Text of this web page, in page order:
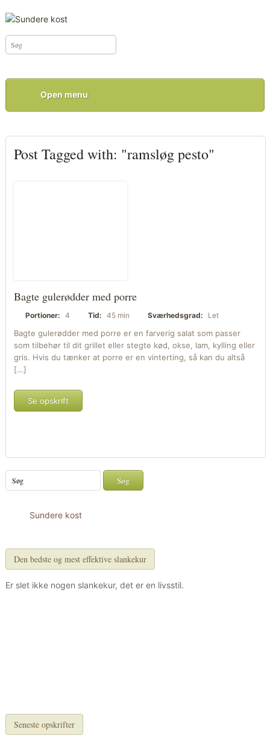
Open menu
Post Tagged with: "ramsløg pesto"
Bagte gulerødder med porre
Portioner: 4 Tid: 45 min Sværhedsgrad: Let
Bagte gulerødder med porre er en farverig salat som passer
som tilbehør til dit grillet eller stegte kød, okse, lam, kylling eller
gris. Hvis du tænker at porre er en vinterting, så kan du altså
[…]
Se opskrift
Sundere kost
Den bedste og mest effektive slankekur
Er slet ikke nogen slankekur, det er en livsstil.
Seneste opskrifter